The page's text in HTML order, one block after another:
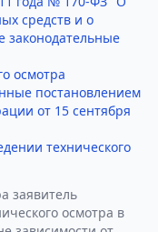
средств и о
законодательные
осмотра
постановлением
от 15 сентября
технического
заявитель
осмотра в